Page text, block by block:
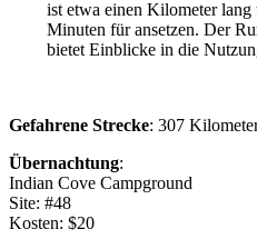
ist etwa einen Kilometer
Minuten für ansetzen. Der
bietet Einblicke in die
Gefahrene Strecke: 307
Übernachtung:
Indian Cove Campground
Site: #48
Kosten: $20